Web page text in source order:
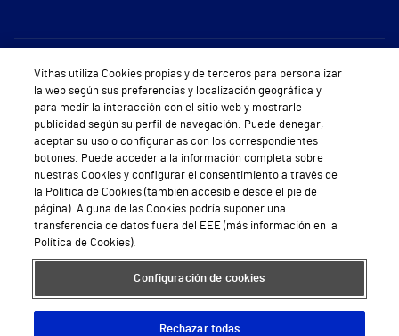
Sobre Vithas
Quiénes somos
Trabajar en Vithas
Teléfono Cita Médica
Teléfono Atención al Cliente
Política de seguridad y salud en el trabajo
Conoce a Supervita
Vithas utiliza Cookies propias y de terceros para personalizar
la web según sus preferencias y localización geográfica y
para medir la interacción con el sitio web y mostrarle
publicidad según su perfil de navegación. Puede denegar,
aceptar su uso o configurarlas con los correspondientes
botones. Puede acceder a la información completa sobre
nuestras Cookies y configurar el consentimiento a través de
la Política de Cookies (también accesible desde el pie de
página). Alguna de las Cookies podría suponer una
transferencia de datos fuera del EEE (más información en la
Política de Cookies).
Configuración de cookies
Rechazar todas